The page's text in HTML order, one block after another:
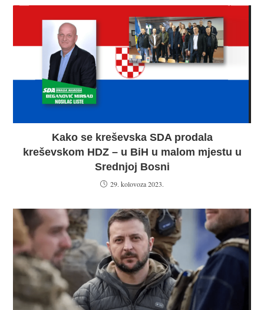
Kako se kreševska SDA prodala
kreševskom HDZ – u BiH u malom mjestu u
Srednjoj Bosni
29. kolovoza 2023.